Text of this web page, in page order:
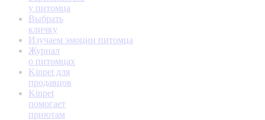
у питомца
Выбрать
кличку
Изучаем эмоции питомца
Журнал
о питомцах
Kinpet для
продавцов
Kinpet
помогает
приютам